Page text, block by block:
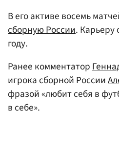
В его активе восемь
сборную России. Карьеру
году.
Ранее комментатор
игрока сборной России
фразой «любит себя в
в себе».